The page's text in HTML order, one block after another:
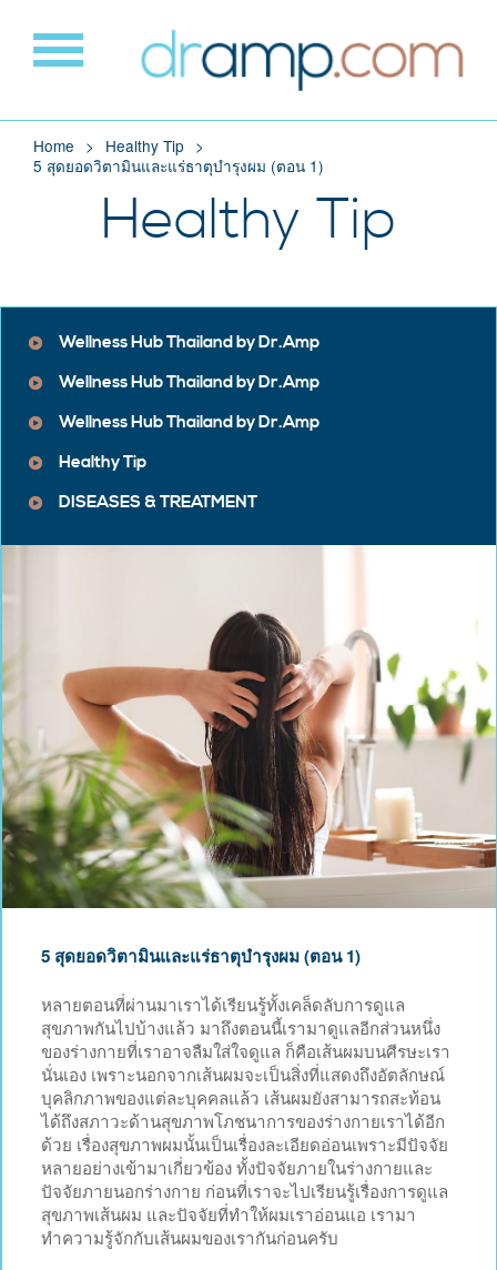
Home
Healthy Tip
5 สุดยอดวิตามินและแร่ธาตุบำรุงผม (ตอน 1)
Healthy Tip
Wellness Hub Thailand by Dr.Amp
Wellness Hub Thailand by Dr.Amp
Wellness Hub Thailand by Dr.Amp
Healthy Tip
DISEASES & TREATMENT
5 สุดยอดวิตามินและแร่ธาตุบำรุงผม (ตอน 1)
หลายตอนที่ผ่านมาเราได้เรียนรู้ทั้งเคล็ดลับการดูแล
สุขภาพกันไปบ้างแล้ว มาถึงตอนนี้เรามาดูแลอีกส่วนหนึ่ง
ของร่างกายที่เราอาจลืมใส่ใจดูแล ก็คือเส้นผมบนศีรษะเรา
นั่นเอง เพราะนอกจากเส้นผมจะเป็นสิ่งที่แสดงถึงอัตลักษณ์
บุคลิกภาพของแต่ละบุคคลแล้ว เส้นผมยังสามารถสะท้อน
ได้ถึงสภาวะด้านสุขภาพโภชนาการของร่างกายเราได้อีก
ด้วย เรื่องสุขภาพผมนั้นเป็นเรื่องละเอียดอ่อนเพราะมีปัจจัย
หลายอย่างเข้ามาเกี่ยวข้อง ทั้งปัจจัยภายในร่างกายและ
ปัจจัยภายนอกร่างกาย ก่อนที่เราจะไปเรียนรู้เรื่องการดูแล
สุขภาพเส้นผม และปัจจัยที่ทำให้ผมเราอ่อนแอ เรามา
ทำความรู้จักกับเส้นผมของเรากันก่อนครับ